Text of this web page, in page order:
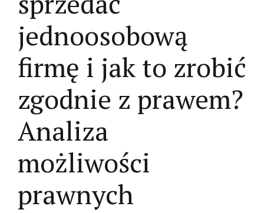
jednoosobową
firmę i jak to zrobić
zgodnie z prawem?
Analiza
możliwości
prawnych